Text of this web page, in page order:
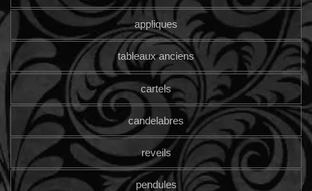
appliques
tableaux anciens
cartels
candelabres
reveils
pendules